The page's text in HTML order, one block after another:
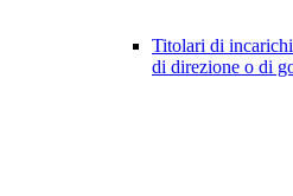
Titolari di
di direzione o di